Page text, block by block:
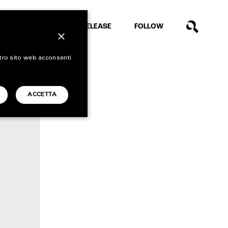
RELEASE FOLLOW
×
sito web acconsenti
ACCETTA